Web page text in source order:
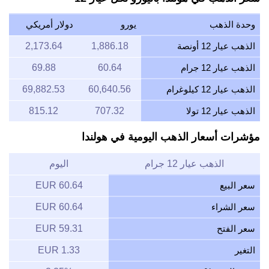
وحدة الذهب يورو دولار أمريكي
الذهب عيار 12 أونصة 1,886.18
2,173.64
الذهب عيار 12 جرام 60.64
69.88
الذهب عيار 12 كيلوغرام 60,640.56
69,882.53
الذهب عيار 12 تولا 707.32
815.12
مؤشرات أسعار الذهب اليومية في هولندا
الذهب عيار 12 جرام اليوم
سعر البيع 60.64 EUR
سعر الشراء 60.64 EUR
سعر الفتح 59.31 EUR
التغير 1.33 EUR